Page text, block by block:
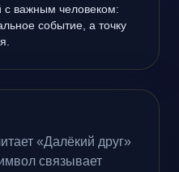
с важным человеком:
событие, а точку
«Далёкий друг»
связывает